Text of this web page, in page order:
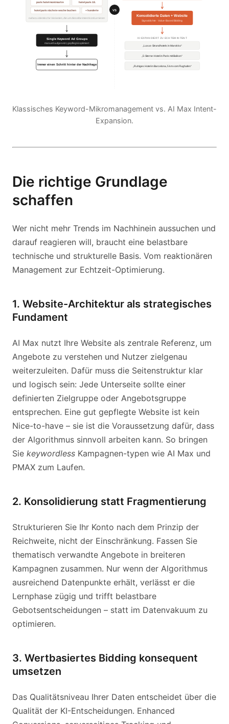
Klassisches Keyword-Mikromanagement vs. AI Max Intent-
Expansion.
Die richtige Grundlage
schaffen
Wer nicht mehr Trends im Nachhinein aussuchen und
darauf reagieren will, braucht eine belastbare
technische und strukturelle Basis. Vom reaktionären
Management zur Echtzeit-Optimierung.
1. Website-Architektur als strategisches
Fundament
AI Max nutzt Ihre Website als zentrale Referenz, um
Angebote zu verstehen und Nutzer zielgenau
weiterzuleiten. Dafür muss die Seitenstruktur klar
und logisch sein: Jede Unterseite sollte einer
definierten Zielgruppe oder Angebotsgruppe
entsprechen. Eine gut gepflegte Website ist kein
Nice-to-have – sie ist die Voraussetzung dafür, dass
der Algorithmus sinnvoll arbeiten kann. So bringen
Sie keywordless Kampagnen-typen wie AI Max und
PMAX zum Laufen.
2. Konsolidierung statt Fragmentierung
Strukturieren Sie Ihr Konto nach dem Prinzip der
Reichweite, nicht der Einschränkung. Fassen Sie
thematisch verwandte Angebote in breiteren
Kampagnen zusammen. Nur wenn der Algorithmus
ausreichend Datenpunkte erhält, verlässt er die
Lernphase zügig und trifft belastbare
Gebotsentscheidungen – statt im Datenvakuum zu
optimieren.
3. Wertbasiertes Bidding konsequent
umsetzen
Das Qualitätsniveau Ihrer Daten entscheidet über die
Qualität der KI-Entscheidungen. Enhanced